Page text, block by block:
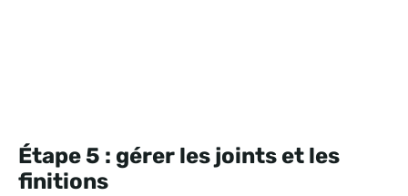
Étape 5 : gérer les joints et les
finitions